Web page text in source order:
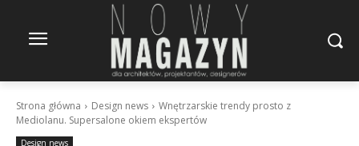
Strona główna Design news
Wnętrzarskie trendy prosto z
Mediolanu. Supersalone okiem ekspertów
Design news